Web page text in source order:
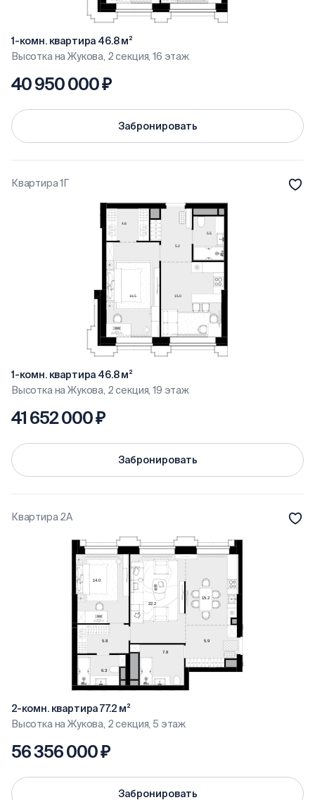
1-комн. квартира 46.8 м²
Высотка на Жукова, 2 секция, 16 этаж
40 950 000 ₽
Забронировать
Квартира 1Г
1-комн. квартира 46.8 м²
Высотка на Жукова, 2 секция, 19 этаж
41 652 000 ₽
Забронировать
Квартира 2А
2-комн. квартира 77.2 м²
Высотка на Жукова, 2 секция, 5 этаж
56 356 000 ₽
Забронировать